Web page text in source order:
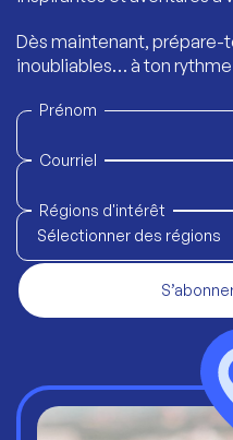
Dès maintenant, prépare-
inoubliables… à ton
Prénom
Courriel
Régions d'intérêt
Sélectionner des régions